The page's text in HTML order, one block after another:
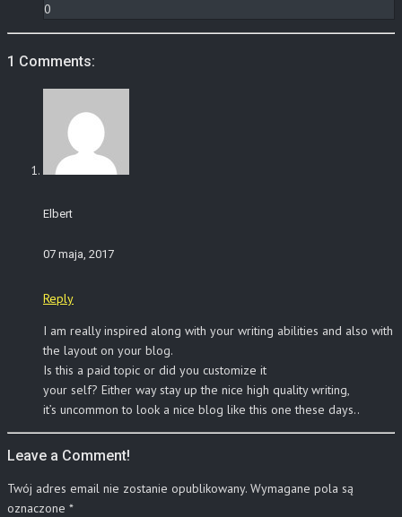
0
1 Comments:
Elbert
07 maja, 2017
Reply
I am really inspired along with your writing abilities and also with
the layout on your blog.
Is this a paid topic or did you customize it
your self? Either way stay up the nice high quality writing,
it’s uncommon to look a nice blog like this one these days..
Leave a Comment!
Twój adres email nie zostanie opublikowany. Wymagane pola są
oznaczone *